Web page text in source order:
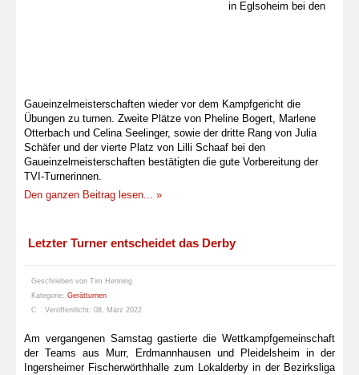
in Eglsoheim bei den
Gaueinzelmeisterschaften wieder vor dem Kampfgericht die
Übungen zu turnen. Zweite Plätze von Pheline Bogert, Marlene
Otterbach und Celina Seelinger, sowie der dritte Rang von Julia
Schäfer und der vierte Platz von Lilli Schaaf bei den
Gaueinzelmeisterschaften bestätigten die gute Vorbereitung der
TVI-Turnerinnen.
Den ganzen Beitrag lesen... »
Letzter Turner entscheidet das Derby
Geschrieben von Tim Henning
Kategorie: Gerätturnen
Veröffentlicht: 08. März 2022
Am vergangenen Samstag gastierte die Wettkampfgemeinschaft
der Teams aus Murr, Erdmannhausen und Pleidelsheim in der
Ingersheimer Fischerwörthhalle zum Lokalderby in der Bezirksliga